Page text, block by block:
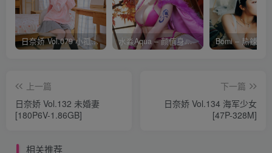
日奈娇 Vol.079 小孤独 [134P-1.84GB] 水淼Aqua – 颜值身材双在线 火爆日本 Cos写真作品合集
上一篇
日奈娇 Vol.132 未婚妻
[180P6V-1.86GB]
下一篇
日奈娇 Vol.134 海军少女
[47P-328M]
相关推荐